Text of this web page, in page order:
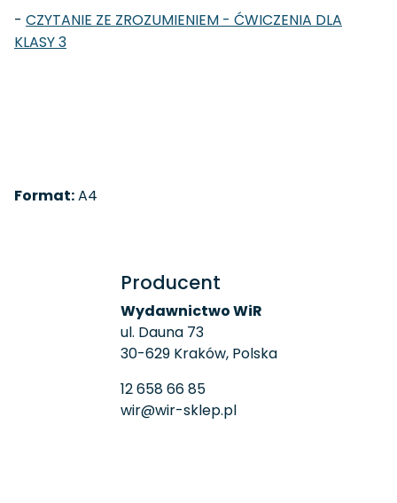
- CZYTANIE ZE ZROZUMIENIEM - ĆWICZENIA DLA
KLASY 3
Format:A4
Producent
Wydawnictwo WiR
ul. Dauna 73
30-629 Kraków, Polska
12 658 66 85
wir@wir-sklep.pl